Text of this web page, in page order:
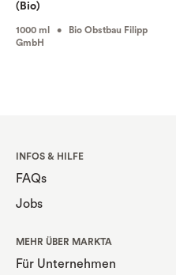
(Bio)
1000 ml • Bio Obstbau Filipp
GmbH
INFOS & HILFE
FAQs
Jobs
MEHR ÜBER MARKTA
Für Unternehmen